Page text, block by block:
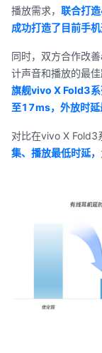
播放需求， 联合打
成功打造了目前手
同时，双方合作改
计声音和播放的最
旗舰vivo X Fold3系
至17ms，外放时延
对比在vivo X Fold3
集、播放最低时延，